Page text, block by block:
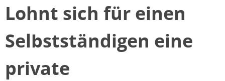
Lohnt sich für einen
Selbstständigen eine
private